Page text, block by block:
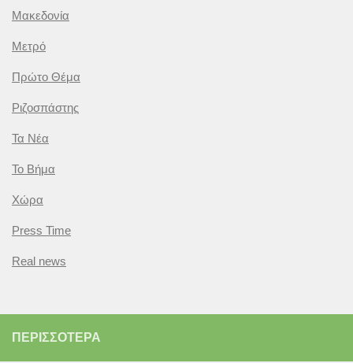
Μακεδονία
Μετρό
Πρώτο Θέμα
Ριζοσπάστης
Τα Νέα
Το Βήμα
Χώρα
Press Time
Real news
ΠΕΡΙΣΣΌΤΕΡΑ